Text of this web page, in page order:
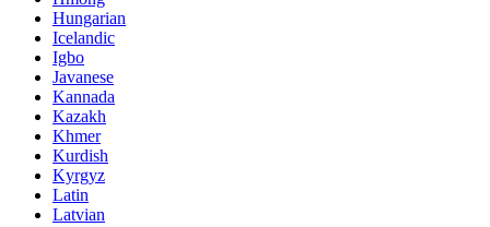
Hungarian
Icelandic
Igbo
Javanese
Kannada
Kazakh
Khmer
Kurdish
Kyrgyz
Latin
Latvian